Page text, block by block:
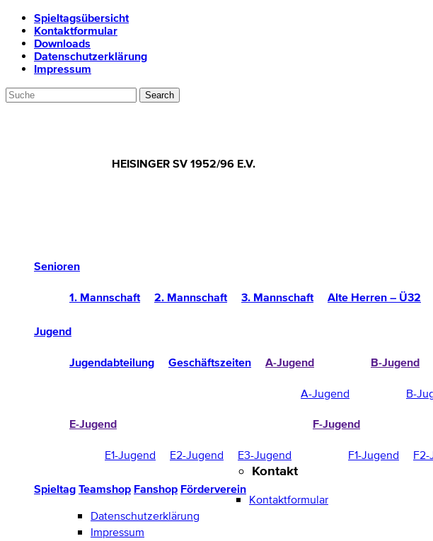
Spieltagsübersicht
Kontaktformular
Downloads
Datenschutzerklärung
Impressum
HEISINGER SV 1952/96 E.V.
Senioren
1. Mannschaft 2. Mannschaft 3. Mannschaft Alte Herren – Ü32
Jugend
Jugendabteilung Geschäftszeiten A-Jugend
A-Jugend
B-Jugend
B-
E-Jugend
E1-Jugend E2-Jugend E3-Jugend
F-Jugend
F1-Jugend
Spieltag Teamshop Fanshop Förderverein
Kontakt
Kontaktformular
Datenschutzerklärung
Impressum